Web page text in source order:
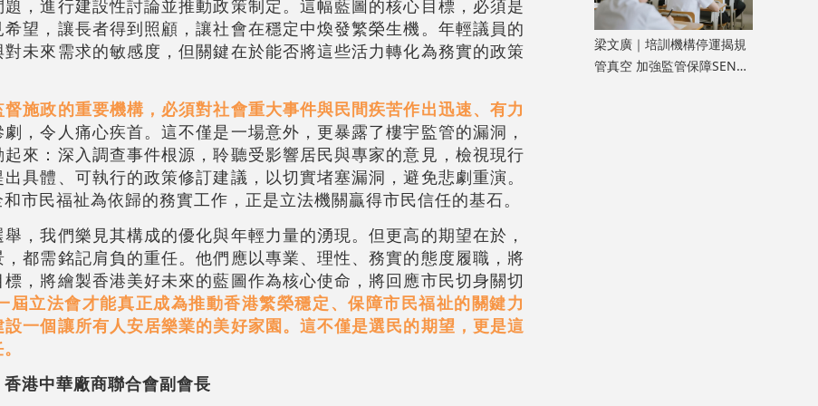
，進行建設性討論並推動政策制定。這幅藍圖的核心目標，必須是
望，讓長者得到照顧，讓社會在穩定中煥發繁榮生機。年輕議員的
未來需求的敏感度，但關鍵在於能否將這些活力轉化為務實的政策
施政的重要機構，必須對社會重大事件與民間疾苦作出迅速、有力
，令人痛心疾首。這不僅是一場意外，更暴露了樓宇監管的漏洞，
來：深入調查事件根源，聆聽受影響居民與專家的意見，檢視現行
具體、可執行的政策修訂建議，以切實堵塞漏洞，避免悲劇重演。
市民福祉為依歸的務實工作，正是立法機關贏得市民信任的基石。
，我們樂見其構成的優化與年輕力量的湧現。但更高的期望在於，
都需銘記肩負的重任。他們應以專業、理性、務實的態度履職，將
，將繪製香港美好未來的藍圖作為核心使命，將回應市民切身關切
屆立法會才能真正成為推動香港繁榮穩定、保障市民福祉的關鍵力
一個讓所有人安居樂業的美好家園。這不僅是選民的期望，更是這
港中華廠商聯合會副會長
​梁文廣｜培訓機構停運揭規
管真空 加強監管保障SEN兒